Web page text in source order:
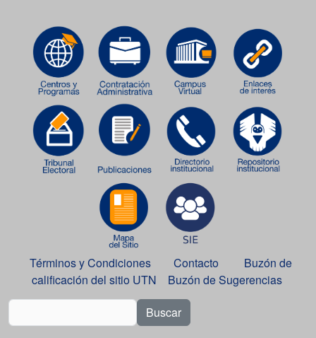
Términos y Condiciones Contacto
Buzón de
calificación del sitio UTN
Buzón de Sugerencias
Buscar